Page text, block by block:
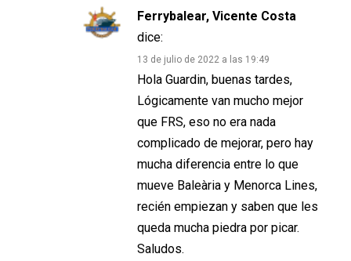
Ferrybalear, Vicente Costa
dice:
13 de julio de 2022 a las 19:49
Hola Guardin, buenas tardes,
Lógicamente van mucho mejor
que FRS, eso no era nada
complicado de mejorar, pero hay
mucha diferencia entre lo que
mueve Baleària y Menorca Lines,
recién empiezan y saben que les
queda mucha piedra por picar.
Saludos.